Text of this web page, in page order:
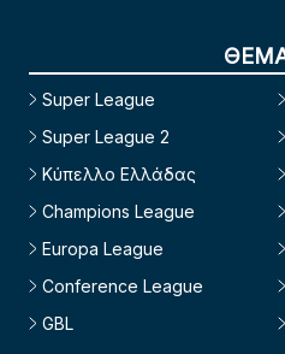
Super League
Super League 2
Κύπελλο Ελλάδας
Champions League
Europa League
Conference League
GBL